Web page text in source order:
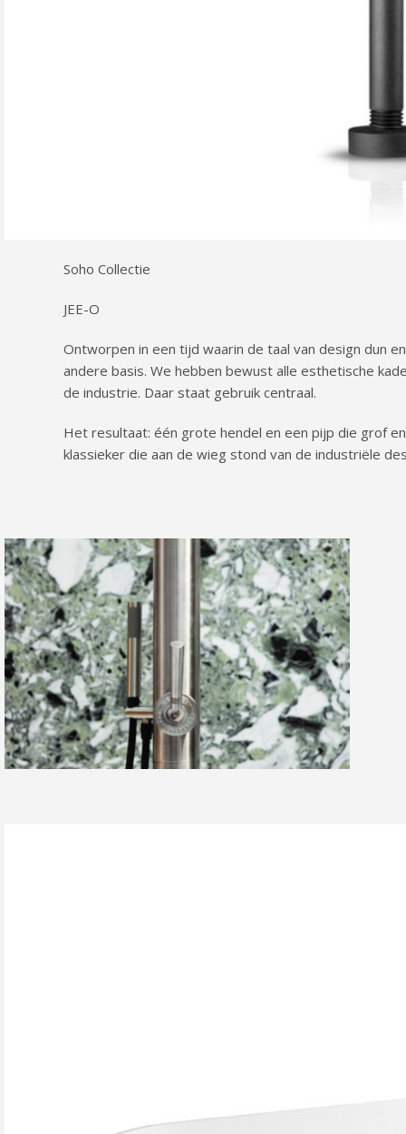
Soho Collectie
JEE-O
Ontworpen in een tijd waarin de taal van design dun
andere basis. We hebben bewust alle esthetische
de industrie. Daar staat gebruik centraal.
Het resultaat: één grote hendel en een pijp die grof
klassieker die aan de wieg stond van de industriële